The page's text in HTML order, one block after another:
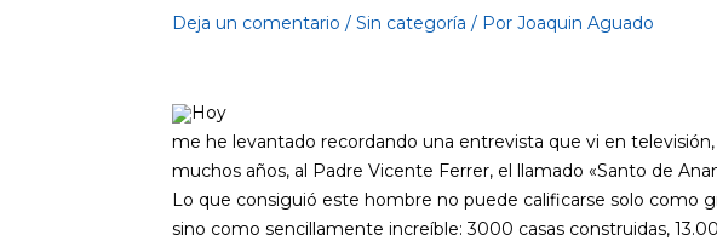
Deja un comentario / Sin categoría / Por Joaquin Aguado
Hoy
me he levantado recordando una entrevista que vi en
muchos años, al Padre Vicente Ferrer, el llamado «Santo de
Lo que consiguió este hombre no puede calificarse solo como
sino como sencillamente increíble: 3000 casas construidas,